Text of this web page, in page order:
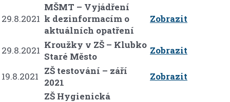
29.8.2021
MŠMT – Vyjádření
k dezinformacím o
aktuálních opatření
Zobrazit
29.8.2021 Kroužky v ZŠ – Klubko
Staré Město
Zobrazit
19.8.2021 ZŠ testování – září
2021
Zobrazit
ZŠ Hygienická